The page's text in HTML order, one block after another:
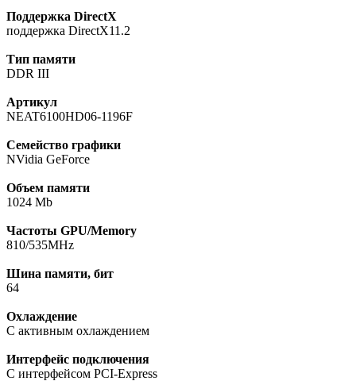
Поддержка DirectX
поддержка DirectX11.2
Тип памяти
DDR III
Артикул
NEAT6100HD06-1196F
Семейство графики
NVidia GeForce
Объем памяти
1024 Mb
Частоты GPU/Memory
810/535MHz
Шина памяти, бит
64
Охлаждение
С активным охлаждением
Интерфейс подключения
С интерфейсом PCI-Express